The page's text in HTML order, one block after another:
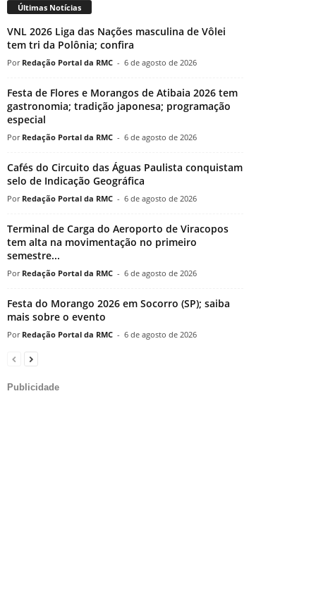
Últimas Notícias
VNL 2026 Liga das Nações masculina de Vôlei
tem tri da Polônia; confira
Redação Portal da RMC - 6 de agosto de 2026
Festa de Flores e Morangos de Atibaia 2026 tem
gastronomia; tradição japonesa; programação
especial
Redação Portal da RMC - 6 de agosto de 2026
Cafés do Circuito das Águas Paulista conquistam
selo de Indicação Geográfica
Redação Portal da RMC - 6 de agosto de 2026
Terminal de Carga do Aeroporto de Viracopos
tem alta na movimentação no primeiro
semestre...
Redação Portal da RMC - 6 de agosto de 2026
Festa do Morango 2026 em Socorro (SP); saiba
mais sobre o evento
Redação Portal da RMC - 6 de agosto de 2026
Publicidade